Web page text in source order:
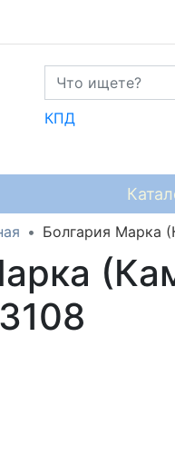
КПД
Болгария Марка